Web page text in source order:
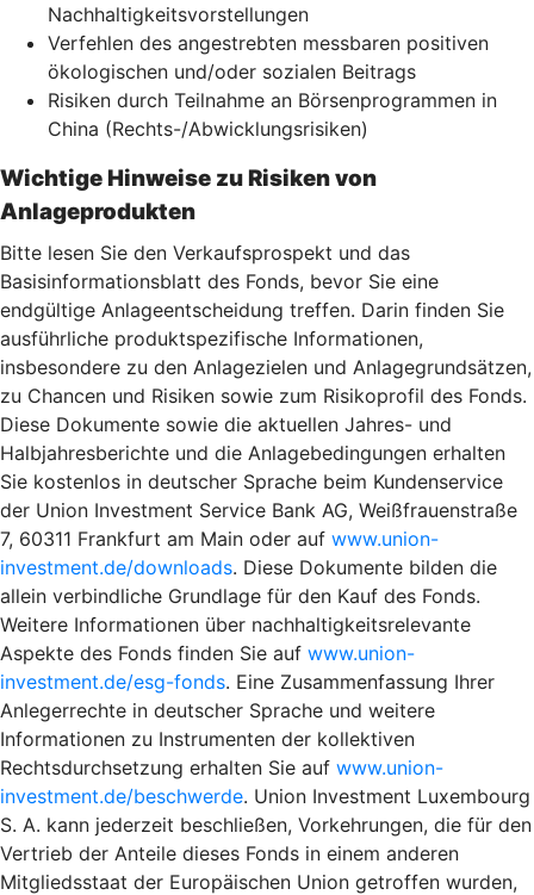
Nachhaltigkeitsvorstellungen
Verfehlen des angestrebten messbaren positiven
ökologischen und/oder sozialen Beitrags
Risiken durch Teilnahme an Börsenprogrammen in
China (Rechts-/Abwicklungsrisiken)
Wichtige Hinweise zu Risiken von
Anlageprodukten
Bitte lesen Sie den Verkaufsprospekt und das
Basisinformationsblatt des Fonds, bevor Sie eine
endgültige Anlageentscheidung treffen. Darin finden Sie
ausführliche produktspezifische Informationen,
insbesondere zu den Anlagezielen und Anlagegrundsätzen,
zu Chancen und Risiken sowie zum Risikoprofil des Fonds.
Diese Dokumente sowie die aktuellen Jahres- und
Halbjahresberichte und die Anlagebedingungen erhalten
Sie kostenlos in deutscher Sprache beim Kundenservice
der Union Investment Service Bank AG, Weißfrauenstraße
7, 60311 Frankfurt am Main oder auf www.union-
investment.de/downloads. Diese Dokumente bilden die
allein verbindliche Grundlage für den Kauf des Fonds.
Weitere Informationen über nachhaltigkeitsrelevante
Aspekte des Fonds finden Sie auf www.union-
investment.de/esg-fonds. Eine Zusammenfassung Ihrer
Anlegerrechte in deutscher Sprache und weitere
Informationen zu Instrumenten der kollektiven
Rechtsdurchsetzung erhalten Sie auf www.union-
investment.de/beschwerde. Union Investment Luxembourg
S. A. kann jederzeit beschließen, Vorkehrungen, die für den
Vertrieb der Anteile dieses Fonds in einem anderen
Mitgliedsstaat der Europäischen Union getroffen wurden,